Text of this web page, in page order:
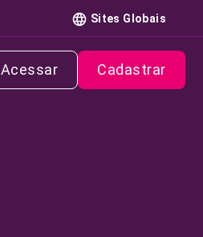
Sites Globais
Acessar Cadastrar